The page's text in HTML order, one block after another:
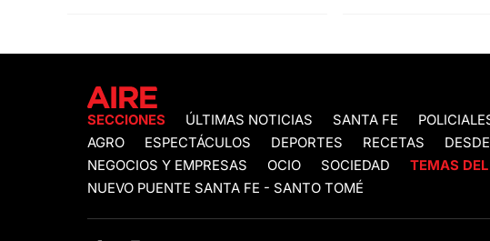
SECCIONES ÚLTIMAS NOTICIAS SANTA FE
AGRO
ESPECTÁCULOS DEPORTES RECETAS
NEGOCIOS Y EMPRESAS
OCIO SOCIEDAD TEMAS
NUEVO PUENTE SANTA FE - SANTO TOMÉ